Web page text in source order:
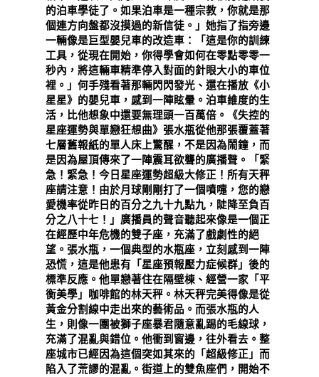
的泊車學徒了。如果泊車是一種宗教，你就是那
個連方向盤都沒摸過的新信徒。」她指了指旁邊
一輛像是巨型嬰兒車的改造車：「這是你的訓練
工具，從現在開始，你得學會如何在零點零零一
秒內，將這輛車精準停入對面的針眼大小的車位
裡。」何手殘看著那輛閃閃發光、還在播放《小
星星》的嬰兒車，感到一陣眩暈。泊車維度的生
活，比他想象中還要無理頭一百萬倍。《失控的
星座運勢與單戀狂想曲》張水瓶從他那張覆蓋著
七層舊報紙的單人床上驚醒，不是因為鬧鐘，而
是因為屋頂傳來了一陣震耳欲聾的廣播聲。「緊
急！緊急！今日星座運勢超級大修正！所有天秤
座請注意！由於月球剛剛打了一個噴嚏，您的戀
愛機率從昨日的百分之九十九點九，陡降至負百
分之八十七！」廣播員的聲音聽起來像是一個正
在經歷中年危機的雙子座，充滿了戲劇性的絕
望。張水瓶，一個典型的水瓶座，立刻感到一陣
恐慌，這是他患有「星座預報壓力症候群」後的
標準反應。他單戀著住在隔壁棟、經營一家「平
衡美學」咖啡館的林天秤。林天秤完美得像是從
黃金分割線中走出來的藝術品。而張水瓶的人
生，則像一團被獅子座暴君隨意亂踢的毛線球，
充滿了混亂與錯位。他衝到窗邊，往外看去。整
座城市已經因為這個突如其來的「超級修正」而
陷入了荒謬的混亂。街道上的雙魚座們，開始不